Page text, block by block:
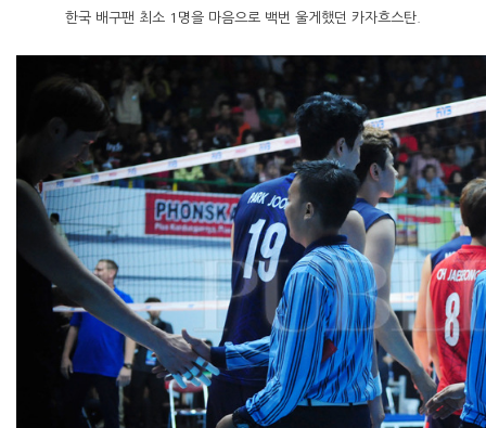
한국 배구팬 최소 1명을 마음으로 백번 울게했던 카자흐스탄.